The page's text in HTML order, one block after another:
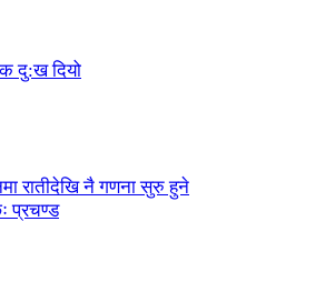
दु:ख दियो
रातीदेखि नै गणना सुरु हुने
प्रचण्ड